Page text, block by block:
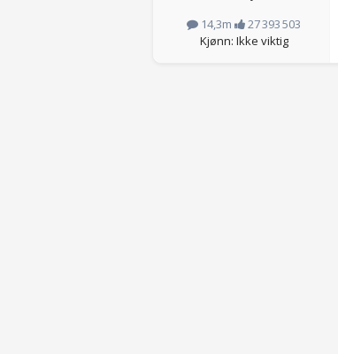
14,3m
27 393 503
Kjønn: Ikke viktig